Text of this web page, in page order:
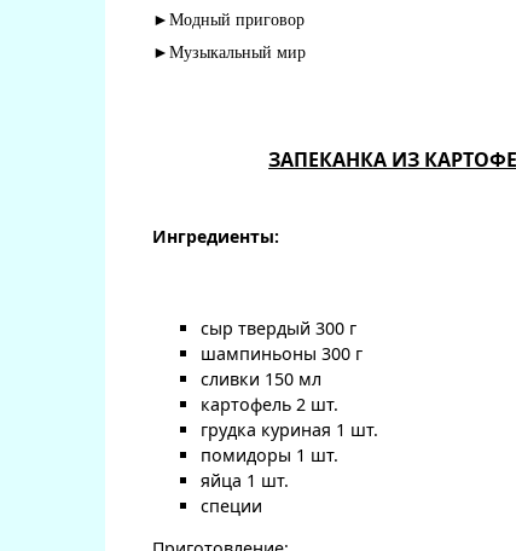
►Модный приговор
►Музыкальный мир
ЗАПЕКАНКА ИЗ
Ингредиенты:
сыр твердый 300 г
шампиньоны 300 г
сливки 150 мл
картофель 2 шт.
грудка куриная 1 шт.
помидоры 1 шт.
яйца 1 шт.
специи